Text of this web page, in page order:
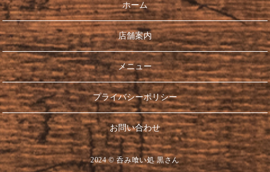
ホーム
店舗案内
メニュー
プライバシーポリシー
お問い合わせ
2024 © 呑み喰い処 黒さん